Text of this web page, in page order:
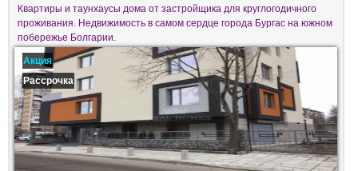
Квартиры и таунхаусы дома от застройщика для круглогодичного
проживания. Недвижимость в самом сердце города Бургас на южном
побережье Болгарии.
Акция
Рассрочка